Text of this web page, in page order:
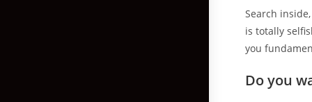
Search
is totally
you
Do you